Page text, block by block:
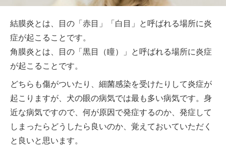
結膜炎とは、目の「赤目」「白目」と呼ばれる場所に炎
症が起こることです。
角膜炎とは、目の「黒目（瞳）」と呼ばれる場所に炎症
が起こることです。
どちらも傷がついたり、細菌感染を受けたりして炎症が
起こりますが、犬の眼の病気では最も多い病気です。身
近な病気ですので、何が原因で発症するのか、発症して
しまったらどうしたら良いのか、覚えておいていただく
と良いと思います。